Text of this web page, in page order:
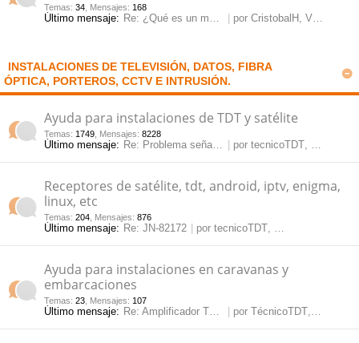
do
o
s
se
Temas: 34 Mensajes: 168
Último mensaje: Re: ¿Qué es un modulador y pa… por CristobalH , Vie May 23, 2025 2:20 pm
INSTALACIONES DE TELEVISIÓN, DATOS, FIBRA
ÓPTICA, PORTEROS, CCTV E INTRUSIÓN.
Ayuda para instalaciones de TDT y satélite
Temas: 1749 Mensajes: 8228
Último mensaje: Re: Problema señal satélite por tecnicoTDT, Lun Jun 08, 2026 10:59 am
Receptores de satélite, tdt, android, iptv, enigma,
linux, etc
Temas: 204 Mensajes: 876
Último mensaje: Re: JN-82172 por tecnicoTDT, Vie May 15, 2026 12:09 pm
Ayuda para instalaciones en caravanas y
embarcaciones
Temas: 23 Mensajes: 107
Último mensaje: Re: Amplificador TDT para car… por TécnicoTDT, Jue Mar 14, 2024 3:35 pm